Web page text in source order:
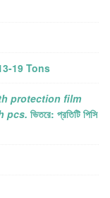
19 Tons
protection film
pcs. ভিতরে: প্রতিটি পিসি